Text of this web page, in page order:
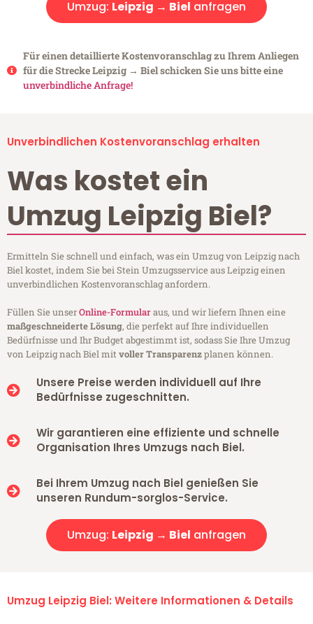
Umzug: Leipzig → Biel anfragen
Für einen detaillierte Kostenvoranschlag zu Ihrem Anliegen
für die Strecke Leipzig → Biel schicken Sie uns bitte eine
unverbindliche Anfrage!
Unverbindlichen Kostenvoranschlag erhalten
Was kostet ein
Umzug Leipzig Biel?
Ermitteln Sie schnell und einfach, was ein Umzug von Leipzig nach
Biel kostet, indem Sie bei Stein Umzugsservice aus Leipzig einen
unverbindlichen Kostenvoranschlag anfordern.
Füllen Sie unserOnline-Formularaus, und wir liefern Ihnen eine
maßgeschneiderte Lösung, die perfekt auf Ihre individuellen
Bedürfnisse und Ihr Budget abgestimmt ist, sodass Sie Ihre Umzug
von Leipzig nach Biel mitvoller Transparenzplanen können.
Unsere Preise werden individuell auf Ihre
Bedürfnisse zugeschnitten.
Wir garantieren eine effiziente und schnelle
Organisation Ihres Umzugs nach Biel.
Bei Ihrem Umzug nach Biel genießen Sie
unseren Rundum-sorglos-Service.
Umzug: Leipzig → Biel anfragen
Umzug Leipzig Biel: Weitere Informationen & Details